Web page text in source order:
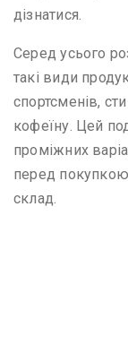
дізнатися.
Серед усього
такі види
спортсменів,
кофеїну. Цей
проміжних
перед покупкою
склад.